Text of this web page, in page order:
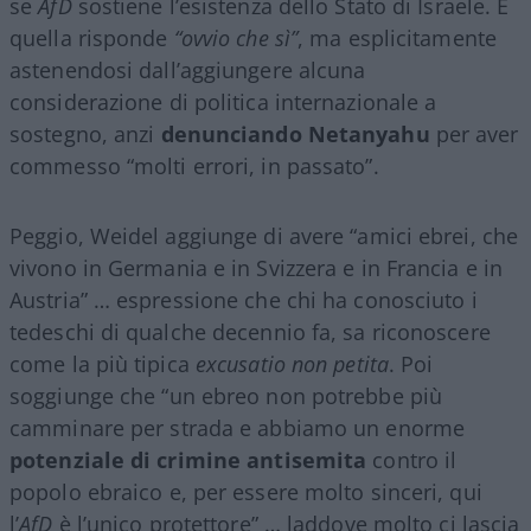
quella risponde “ovvio che sì”, ma esplicitamente
astenendosi dall’aggiungere alcuna
considerazione di politica internazionale a
sostegno, anzi denunciando Netanyahu per aver
commesso “molti errori, in passato”.
Peggio, Weidel aggiunge di avere “amici ebrei, che
vivono in Germania e in Svizzera e in Francia e in
Austria” … espressione che chi ha conosciuto i
tedeschi di qualche decennio fa, sa riconoscere
come la più tipica excusatio non petita. Poi
soggiunge che “un ebreo non potrebbe più
camminare per strada e abbiamo un enorme
potenziale di crimine antisemita contro il
popolo ebraico e, per essere molto sinceri, qui
l’AfD è l’unico protettore” … laddove molto ci lascia